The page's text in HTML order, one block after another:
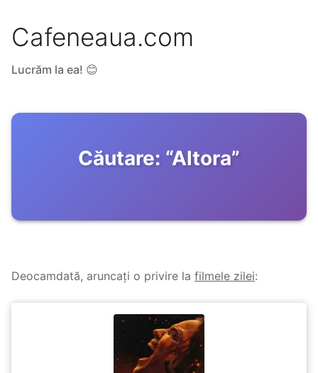
Cafeneaua.com
Lucrăm la ea! 😊
Căutare: “Altora”
Deocamdată, aruncați o privire la filmele zilei: